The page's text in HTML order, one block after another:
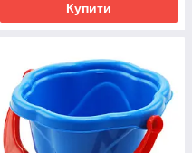
Купити